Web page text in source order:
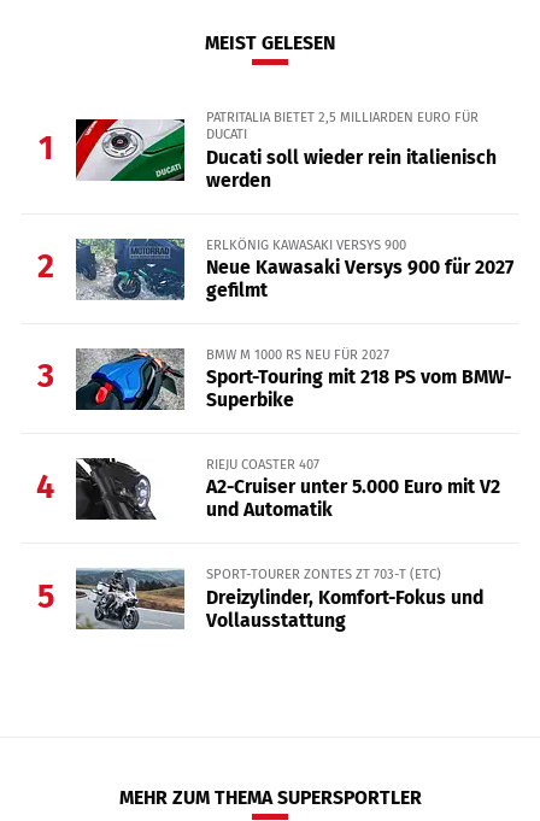
MEIST GELESEN
1
PATRITALIA BIETET 2,5 MILLIARDEN EURO FÜR
DUCATI
Ducati soll wieder rein italienisch
werden
2
ERLKÖNIG KAWASAKI VERSYS 900
Neue Kawasaki Versys 900 für 2027
gefilmt
3
BMW M 1000 RS NEU FÜR 2027
Sport-Touring mit 218 PS vom BMW-
Superbike
4
RIEJU COASTER 407
A2-Cruiser unter 5.000 Euro mit V2
und Automatik
5
SPORT-TOURER ZONTES ZT 703-T (ETC)
Dreizylinder, Komfort-Fokus und
Vollausstattung
MEHR ZUM THEMA SUPERSPORTLER